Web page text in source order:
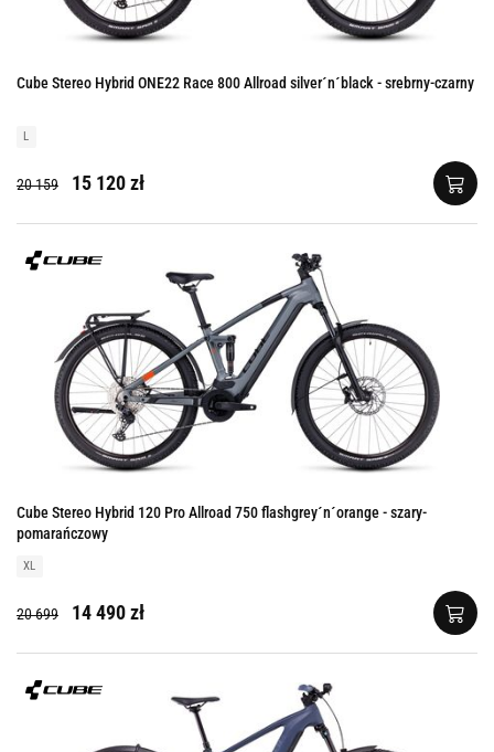
Cube Stereo Hybrid ONE22 Race 800 Allroad silver´n´black - srebrny-czarny
L
20 159 15 120 zł
Cube Stereo Hybrid 120 Pro Allroad 750 flashgrey´n´orange - szary-
pomarańczowy
XL
20 699 14 490 zł